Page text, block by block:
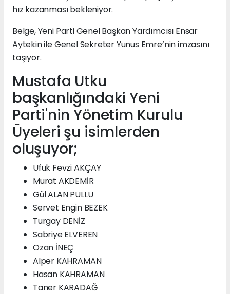
hız kazanması bekleniyor.
Belge, Yeni Parti Genel Başkan Yardımcısı Ensar
Aytekin ile Genel Sekreter Yunus Emre’nin imzasını
taşıyor.
Mustafa Utku
başkanlığındaki Yeni
Parti'nin Yönetim Kurulu
Üyeleri şu isimlerden
oluşuyor;
Ufuk Fevzi AKÇAY
Murat AKDEMİR
Gül ALAN PULLU
Servet Engin BEZEK
Turgay DENİZ
Sabriye ELVEREN
Ozan İNEÇ
Alper KAHRAMAN
Hasan KAHRAMAN
Taner KARADAĞ